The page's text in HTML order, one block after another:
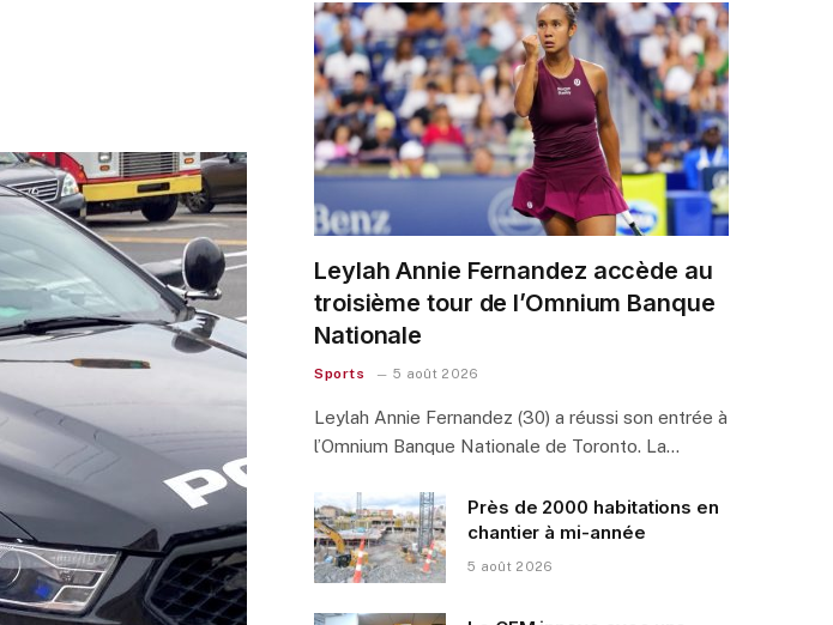
Leylah Annie Fernandez accède au
troisième tour de l’Omnium Banque
Nationale
Sports 5 août 2026
Leylah Annie Fernandez (30) a réussi son entrée à
l’Omnium Banque Nationale de Toronto. La…
Près de 2000 habitations en
chantier à mi-année
5 août 2026